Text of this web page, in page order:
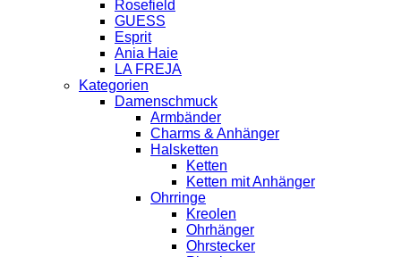
Rosefield
GUESS
Esprit
Ania Haie
LA FREJA
Kategorien
Damenschmuck
Armbänder
Charms & Anhänger
Halsketten
Ketten
Ketten mit Anhänger
Ohrringe
Kreolen
Ohrhänger
Ohrstecker